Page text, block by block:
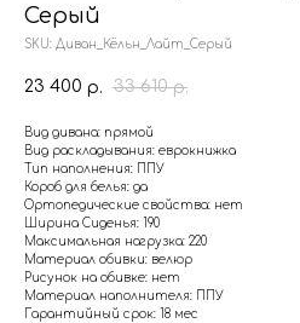
Серый
SKU: Диван_Кёльн_Лайт_Серый
23 400 р. 33 610 р.
Вид дивана: прямой
Вид раскладывания: еврокнижка
Тип наполнения: ППУ
Короб для белья: да
Ортопедические свойства: нет
Ширина Сиденья: 190
Максимальная нагрузка: 220
Материал обивки: велюр
Рисунок на обивке: нет
Материал наполнителя: ППУ
Гарантийный срок: 18 мес